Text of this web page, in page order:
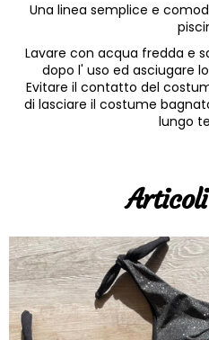
Una linea semplice e
Lavare con acqua fredda e
dopo l' uso ed asciugare
Evitare il contatto del
di lasciare il costume
lungo